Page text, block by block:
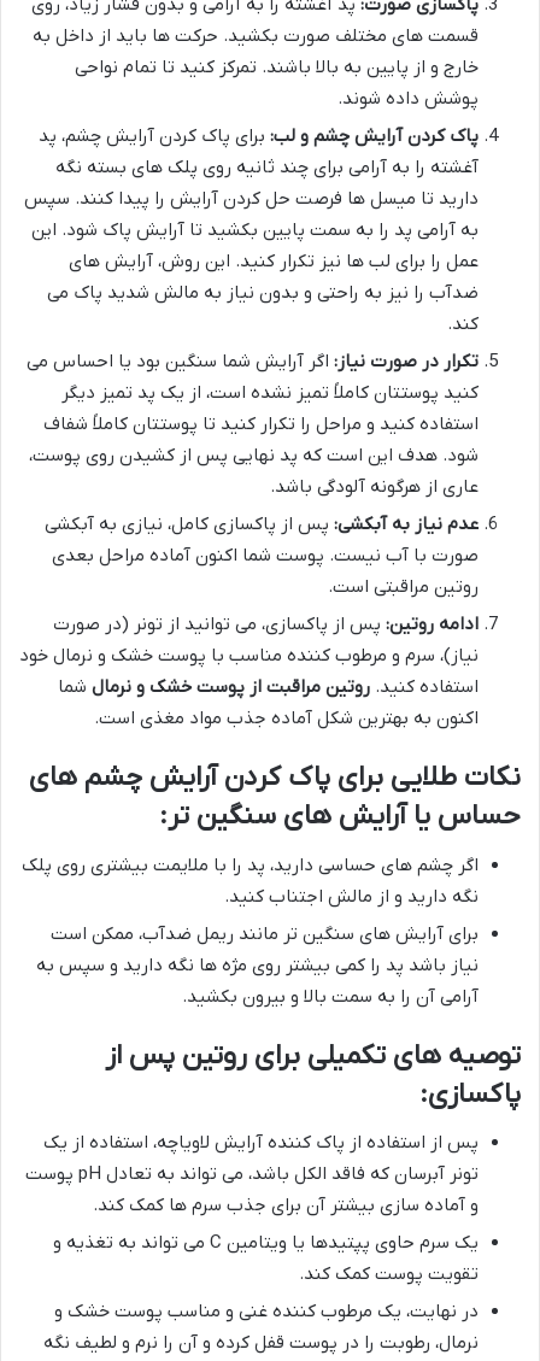
پاکسازی صورت: پد آغشته را به آرامی و بدون فشار زیاد، روی
قسمت های مختلف صورت بکشید. حرکت ها باید از داخل به
خارج و از پایین به بالا باشند. تمرکز کنید تا تمام نواحی
پوشش داده شوند.
پاک کردن آرایش چشم و لب: برای پاک کردن آرایش چشم، پد
آغشته را به آرامی برای چند ثانیه روی پلک های بسته نگه
دارید تا میسل ها فرصت حل کردن آرایش را پیدا کنند. سپس
به آرامی پد را به سمت پایین بکشید تا آرایش پاک شود. این
عمل را برای لب ها نیز تکرار کنید. این روش، آرایش های
ضدآب را نیز به راحتی و بدون نیاز به مالش شدید پاک می
کند.
تکرار در صورت نیاز: اگر آرایش شما سنگین بود یا احساس می
کنید پوستتان کاملاً تمیز نشده است، از یک پد تمیز دیگر
استفاده کنید و مراحل را تکرار کنید تا پوستتان کاملاً شفاف
شود. هدف این است که پد نهایی پس از کشیدن روی پوست،
عاری از هرگونه آلودگی باشد.
عدم نیاز به آبکشی: پس از پاکسازی کامل، نیازی به آبکشی
صورت با آب نیست. پوست شما اکنون آماده مراحل بعدی
روتین مراقبتی است.
ادامه روتین: پس از پاکسازی، می توانید از تونر (در صورت
نیاز)، سرم و مرطوب کننده مناسب با پوست خشک و نرمال خود
استفاده کنید. روتین مراقبت از پوست خشک و نرمال شما
اکنون به بهترین شکل آماده جذب مواد مغذی است.
نکات طلایی برای پاک کردن آرایش چشم های
حساس یا آرایش های سنگین تر:
اگر چشم های حساسی دارید، پد را با ملایمت بیشتری روی پلک
نگه دارید و از مالش اجتناب کنید.
برای آرایش های سنگین تر مانند ریمل ضدآب، ممکن است
نیاز باشد پد را کمی بیشتر روی مژه ها نگه دارید و سپس به
آرامی آن را به سمت بالا و بیرون بکشید.
توصیه های تکمیلی برای روتین پس از
پاکسازی:
پس از استفاده از پاک کننده آرایش لاویاچه، استفاده از یک
تونر آبرسان که فاقد الکل باشد، می تواند به تعادل pH پوست
و آماده سازی بیشتر آن برای جذب سرم ها کمک کند.
یک سرم حاوی پپتیدها یا ویتامین C می تواند به تغذیه و
تقویت پوست کمک کند.
در نهایت، یک مرطوب کننده غنی و مناسب پوست خشک و
نرمال، رطوبت را در پوست قفل کرده و آن را نرم و لطیف نگه